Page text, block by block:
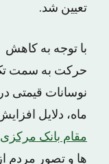
تعیین شد.
با توجه به
حرکت به سمت تک
نوسانات قیمتی
ماه، دلایل
مقام بانک مرکزی
ها و تصور مردم